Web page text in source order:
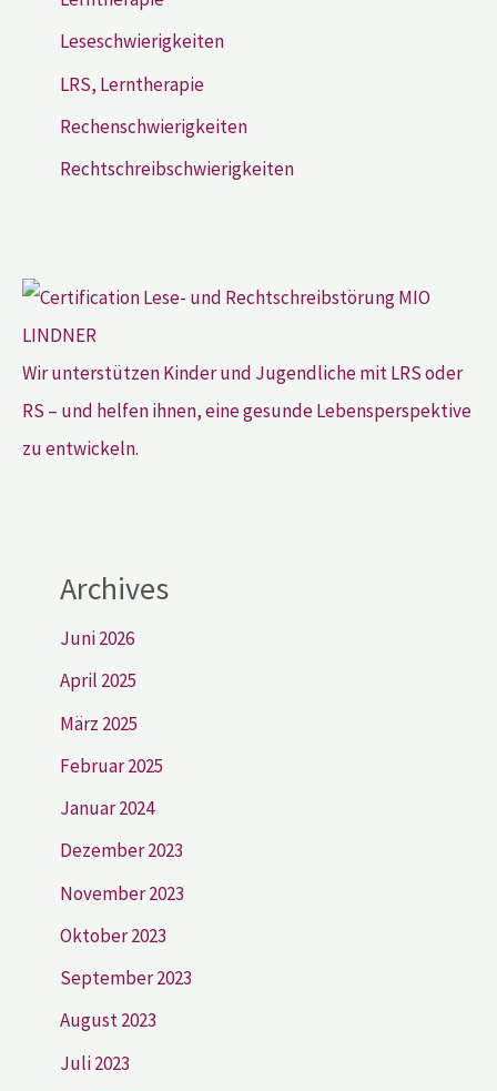
Leseschwierigkeiten
LRS, Lerntherapie
Rechenschwierigkeiten
Rechtschreibschwierigkeiten
Wir unterstützen Kinder und Jugendliche mit LRS oder
RS – und helfen ihnen, eine gesunde Lebensperspektive
zu entwickeln.
Archives
Juni 2026
April 2025
März 2025
Februar 2025
Januar 2024
Dezember 2023
November 2023
Oktober 2023
September 2023
August 2023
Juli 2023